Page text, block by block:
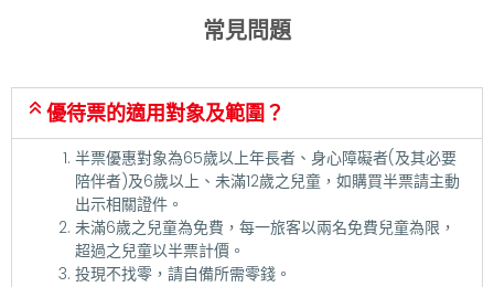
常見問題
優待票的適用對象及範圍？
半票優惠對象為65歲以上年長者、身心障礙者(及其必要
陪伴者)及6歲以上、未滿12歲之兒童，如購買半票請主動
出示相關證件。
未滿6歲之兒童為免費，每一旅客以兩名免費兒童為限，
超過之兒童以半票計價。
投現不找零，請自備所需零錢。